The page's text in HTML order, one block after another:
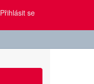
Přihlásit se